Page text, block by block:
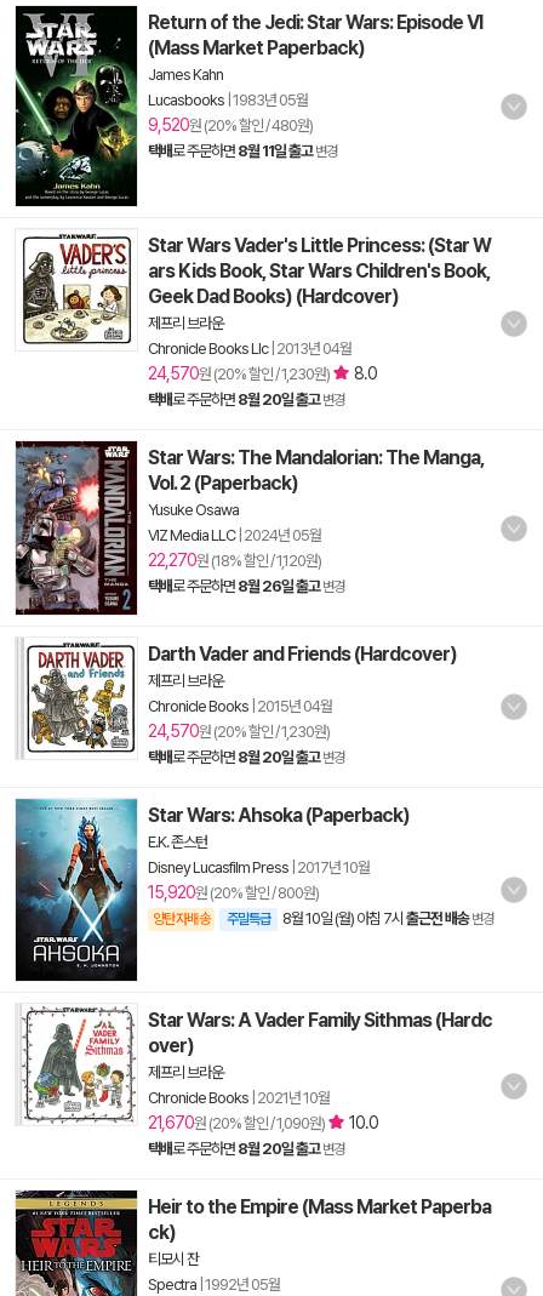
Return of the Jedi: Star Wars: Episode VI
(Mass Market Paperback)
James Kahn
Lucasbooks 1983년 05월
9,520원 (20% 할인 / 480원)
택배로 주문하면 8월 11일 출고 변경
Star Wars Vader's Little Princess: (Star W
ars Kids Book, Star Wars Children's Book,
Geek Dad Books) (Hardcover)
제프리 브라운
Chronicle Books Llc| 2013년 04월
24,570원 (20% 할인 / 1,230원) 8.0
택배로 주문하면 8월 20일 출고 변경
Star Wars: The Mandalorian: The Manga,
Vol. 2 (Paperback)
Yusuke Osawa
VIZ Media LLC| 2024년 05월
22,270원 (18% 할인 / 1,120원)
택배로 주문하면 8월 26일 출고 변경
Darth Vader and Friends (Hardcover)
제프리 브라운
Chronicle Books 2015년 04월
24,570원 (20% 할인 / 1,230원)
택배로 주문하면 8월 20일 출고 변경
Star Wars: Ahsoka (Paperback)
E.K. 존스턴
Disney Lucasfilm Press 2017년 10월
15,920원 (20% 할인 / 800원)
양탄자배송 주말특급 8월 10일 (월) 아침 7시 출근전 배송 변경
Star Wars: A Vader Family Sithmas (Hardc
over)
제프리 브라운
Chronicle Books 2021년 10월
21,670원 (20% 할인 / 1,090원) 10.0
택배로 주문하면 8월 20일 출고 변경
Heir to the Empire (Mass Market Paperba
ck)
티모시 잔
Spectra 1992년 05월